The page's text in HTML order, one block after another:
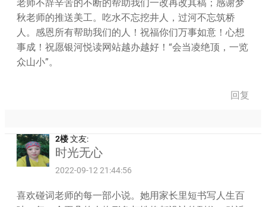
老师不辞辛苦的不断的帮助我们一改再改其稿；感谢梦
秋老师的推送美工。吃水不忘挖井人，过河不忘筑桥
人。感恩所有帮助我们的人！祝福你们万事如意！心想
事成！祝愿银河悦读网站越办越好！“会当凌绝顶，一览
众山小”。
回复
2楼文友:
时光无心
2022-09-12 21:44:56
喜欢碰词老师的每一部小说。她用家长里短书写人生百